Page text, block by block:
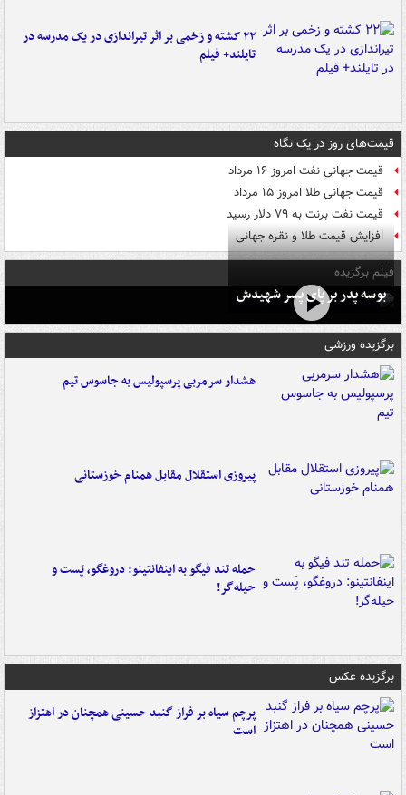
۲۲ کشته و زخمی بر اثر تیراندازی در یک مدرسه در
تایلند+ فیلم
قیمت‌های روز در یک نگاه
قیمت جهانی نفت امروز ۱۶ مرداد
قیمت جهانی طلا امروز ۱۵ مرداد
قیمت نفت برنت به ۷۹ دلار رسید
افزایش قیمت طلا و نقره جهانی
فیلم برگزیده
بوسه‌ پدر بر پای پسر شهیدش
برگزیده ورزشی
هشدار سرمربی پرسپولیس به جاسوس تیم
پیروزی استقلال مقابل همنام خوزستانی
حمله تند فیگو به اینفانتینو: دروغگو، پَست‌ و
حیله‌گر!
برگزیده عکس
پرچم سیاه بر فراز گنبد حسینی همچنان در اهتزاز
است